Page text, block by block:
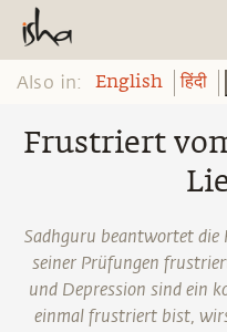
Also in: English हिंदी
Frustriert
Sadhguru beantwortet die
seiner Prüfungen
und Depression sind ein
einmal frustriert bist,